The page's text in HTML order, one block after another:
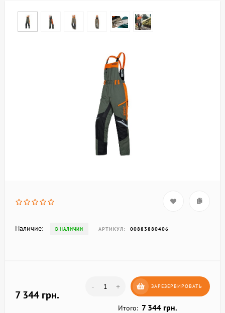
Наличие: В НАЛИЧИИ АРТИКУЛ: 00883880406
7 344 грн.
- + ЗАРЕЗЕРВИРОВАТЬ
Итого: 7 344 грн.